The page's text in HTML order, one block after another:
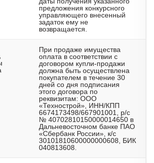
предложения конкурсного
управляющего внесенный
задаток ему не
возвращается.
При продаже имущества
оплата в соответствии с
договором купли-продажи
должна быть осуществлена
покупателем в течение 30
дней со дня подписания
этого договора по
реквизитам: ООО
«Технострой», ИНН/КПП
6674173498/667901001, р/с
№ 40702810150000014650 в
Дальневосточном банке ПАО
«Сбербанк России», к/с
30101810600000000608, БИК
040813608.